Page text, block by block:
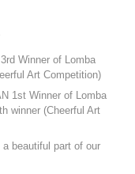
Winner of Lomba
Art Competition)
1st Winner of Lomba
winner (Cheerful Art
beautiful part of our